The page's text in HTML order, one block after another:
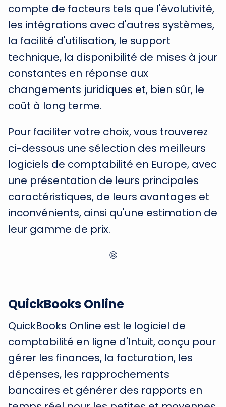
compte de facteurs tels que l'évolutivité,
les intégrations avec d'autres systèmes,
la facilité d'utilisation, le support
technique, la disponibilité de mises à jour
constantes en réponse aux
changements juridiques et, bien sûr, le
coût à long terme.
Pour faciliter votre choix, vous trouverez
ci-dessous une sélection des meilleurs
logiciels de comptabilité en Europe, avec
une présentation de leurs principales
caractéristiques, de leurs avantages et
inconvénients, ainsi qu'une estimation de
leur gamme de prix.
QuickBooks Online
QuickBooks Online est le logiciel de
comptabilité en ligne d'Intuit, conçu pour
gérer les finances, la facturation, les
dépenses, les rapprochements
bancaires et générer des rapports en